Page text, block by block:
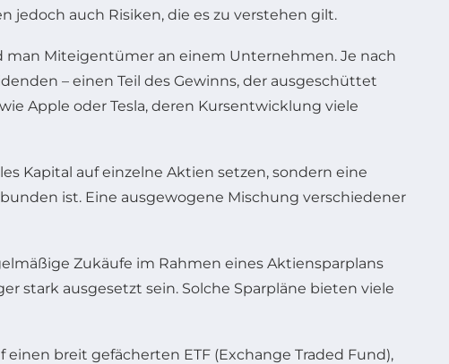
jedoch auch Risiken, die es zu verstehen gilt.
man Miteigentümer an einem Unternehmen. Je nach
– einen Teil des Gewinns, der ausgeschüttet
Apple oder Tesla, deren Kursentwicklung viele
Kapital auf einzelne Aktien setzen, sondern eine
ist. Eine ausgewogene Mischung verschiedener
Zukäufe im Rahmen eines Aktiensparplans
ausgesetzt sein. Solche Sparpläne bieten viele
breit gefächerten ETF (Exchange Traded Fund),